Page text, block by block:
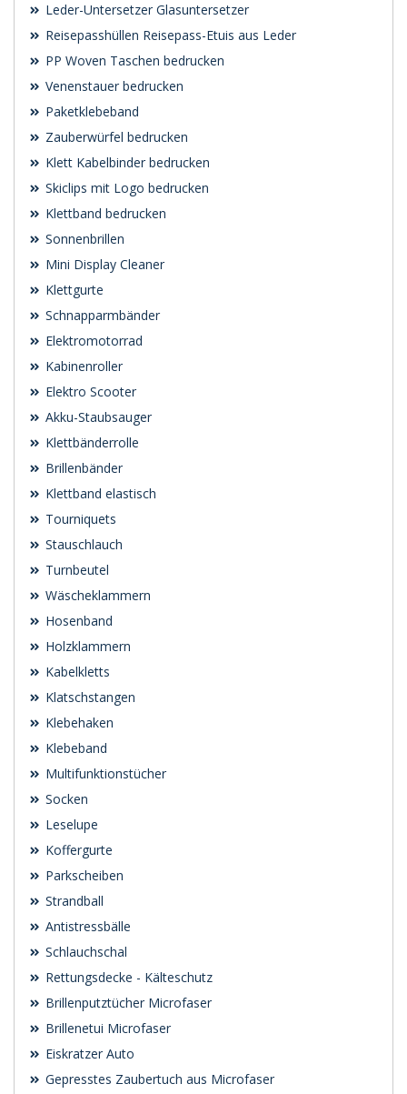
Leder-Untersetzer Glasuntersetzer
Reisepasshüllen Reisepass-Etuis aus Leder
PP Woven Taschen bedrucken
Venenstauer bedrucken
Paketklebeband
Zauberwürfel bedrucken
Klett Kabelbinder bedrucken
Skiclips mit Logo bedrucken
Klettband bedrucken
Sonnenbrillen
Mini Display Cleaner
Klettgurte
Schnapparmbänder
Elektromotorrad
Kabinenroller
Elektro Scooter
Akku-Staubsauger
Klettbänderrolle
Brillenbänder
Klettband elastisch
Tourniquets
Stauschlauch
Turnbeutel
Wäscheklammern
Hosenband
Holzklammern
Kabelkletts
Klatschstangen
Klebehaken
Klebeband
Multifunktionstücher
Socken
Leselupe
Koffergurte
Parkscheiben
Strandball
Antistressbälle
Schlauchschal
Rettungsdecke - Kälteschutz
Brillenputztücher Microfaser
Brillenetui Microfaser
Eiskratzer Auto
Gepresstes Zaubertuch aus Microfaser